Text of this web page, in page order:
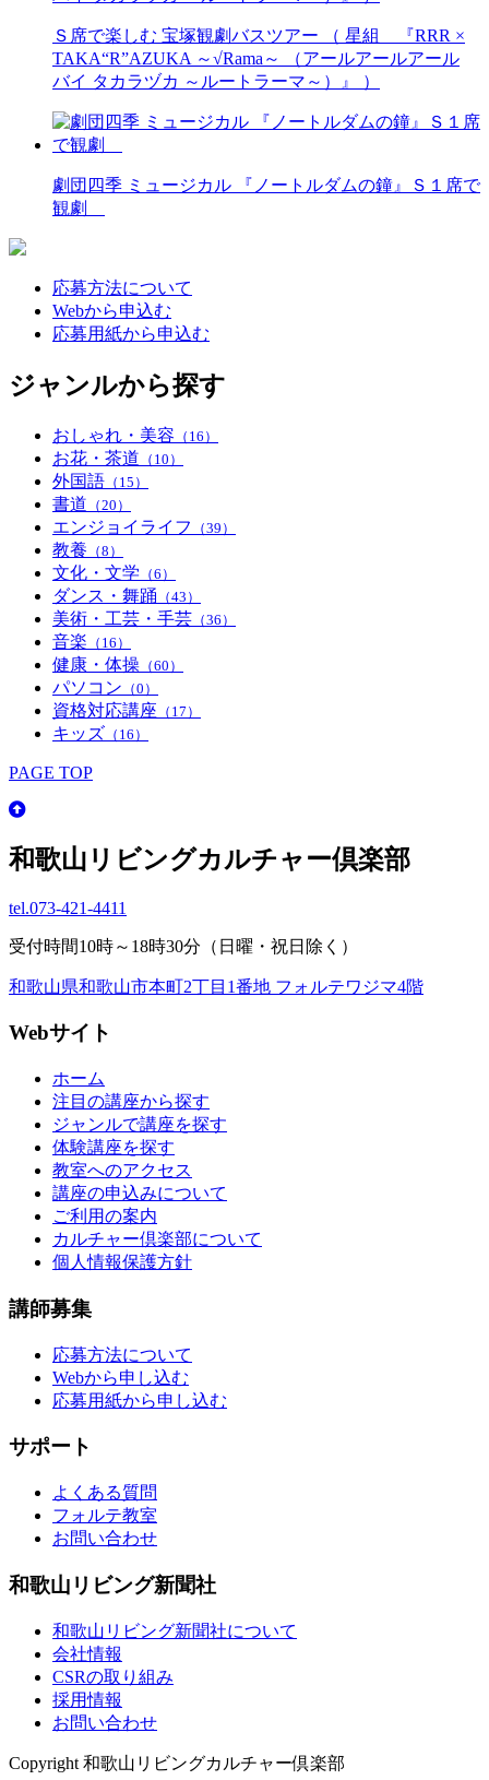
Ｓ席で楽しむ 宝塚観劇バスツアー （ 星組 『RRR ×
TAKA“R”AZUKA ～√Rama～ （アールアールアール
バイ タカラヅカ ～ルートラーマ～）』 ）
劇団四季 ミュージカル 『ノートルダムの鐘』Ｓ１席で
観劇
応募方法について
Webから申込む
応募用紙から申込む
ジャンルから探す
おしゃれ・美容 （16）
お花・茶道 （10）
外国語 （15）
書道 （20）
エンジョイライフ （39）
教養 （8）
文化・文学 （6）
ダンス・舞踊 （43）
美術・工芸・手芸 （36）
音楽 （16）
健康・体操 （60）
パソコン （0）
資格対応講座 （17）
キッズ （16）
PAGE TOP
和歌山リビングカルチャー倶楽部
tel.073-421-4411
受付時間10時～18時30分（日曜・祝日除く）
和歌山県和歌山市本町2丁目1番地 フォルテワジマ4階
Webサイト
ホーム
注目の講座から探す
ジャンルで講座を探す
体験講座を探す
教室へのアクセス
講座の申込みについて
ご利用の案内
カルチャー倶楽部について
個人情報保護方針
講師募集
応募方法について
Webから申し込む
応募用紙から申し込む
サポート
よくある質問
フォルテ教室
お問い合わせ
和歌山リビング新聞社
和歌山リビング新聞社について
会社情報
CSRの取り組み
採用情報
お問い合わせ
Copyright 和歌山リビングカルチャー倶楽部